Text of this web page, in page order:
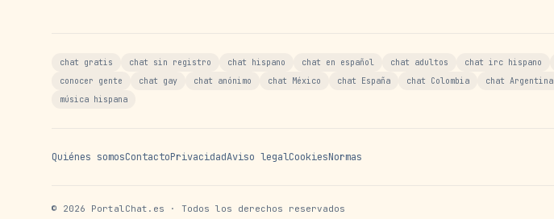
chat gratis chat sin registro chat hispano chat en español chat adultos chat irc hispano
conocer gente
chat gay chat anónimo chat México chat España chat Colombia chat Argentina
música hispana
Quiénes somosContactoPrivacidadAviso legalCookiesNormas
© 2026 PortalChat.es · Todos los derechos reservados